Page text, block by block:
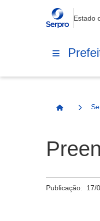
Estado
Página
Publicação: 17/